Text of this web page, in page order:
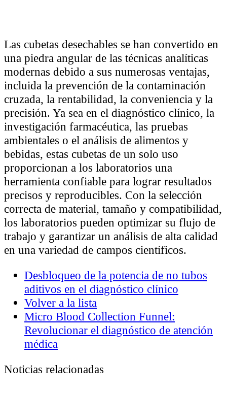
Las cubetas desechables se han convertido en
una piedra angular de las técnicas analíticas
modernas debido a sus numerosas ventajas,
incluida la prevención de la contaminación
cruzada, la rentabilidad, la conveniencia y la
precisión. Ya sea en el diagnóstico clínico, la
investigación farmacéutica, las pruebas
ambientales o el análisis de alimentos y
bebidas, estas cubetas de un solo uso
proporcionan a los laboratorios una
herramienta confiable para lograr resultados
precisos y reproducibles. Con la selección
correcta de material, tamaño y compatibilidad,
los laboratorios pueden optimizar su flujo de
trabajo y garantizar un análisis de alta calidad
en una variedad de campos científicos.
Desbloqueo de la potencia de no tubos
aditivos en el diagnóstico clínico
Volver a la lista
Micro Blood Collection Funnel:
Revolucionar el diagnóstico de atención
médica
Noticias relacionadas